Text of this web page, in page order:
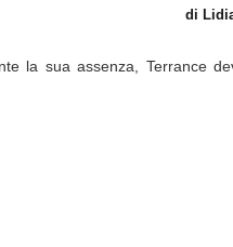
di
la sua assenza, Terrance